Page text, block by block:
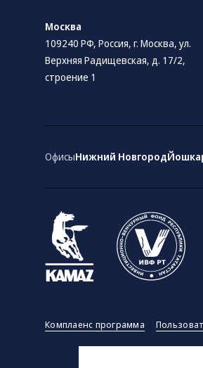
Москва
109240 РФ, Россия, г. Москва, ул.
Верхняя Радищевская, д. 17/2,
строение 1
ОфисыНижний Новгород
Комплаенс программа